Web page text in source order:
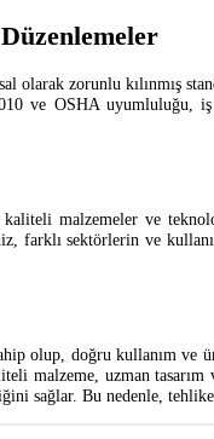
olarak zorunlu kılınmış
ve OSHA uyumluluğu,
malzemeler ve
farklı sektörlerin ve
olup, doğru
malzeme, uzman
sağlar. Bu nedenle,